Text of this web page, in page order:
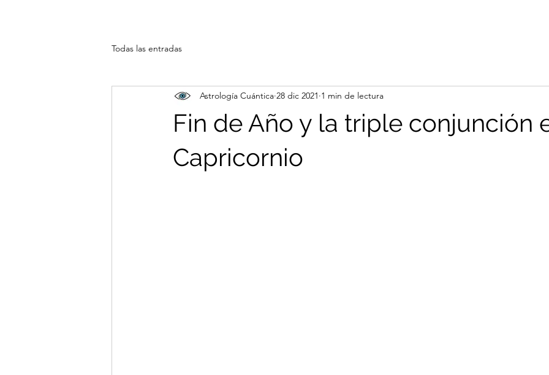
Todas las entradas
Fin de Año y la triple conjunción
Capricornio
Astrología Cuántica 28 dic 2021 1 min de lectura